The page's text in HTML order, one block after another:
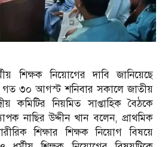
শিক্ষক নিয়োগের দাবি জানিয়েছে
গত ৩০ আগস্ট শনিবার সকালে জাতীয়
কমিটির নিয়মিত সাপ্তাহিক বৈঠকে
নাছির উদ্দীন খান বলেন, প্রাথমিক
শিক্ষার শিক্ষক নিয়োগ বিষয়ে